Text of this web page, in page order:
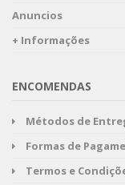
Anuncios
+ Informações
ENCOMENDAS
Métodos de
Formas de
Termos e